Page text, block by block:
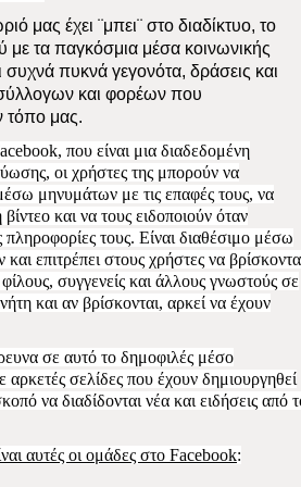
μας έχει ¨μπει¨ στο διαδίκτυο, το
με τα παγκόσμια μέσα κοινωνικής
πυκνά γεγονότα, δράσεις και
και φορέων που
τόπο μας.
που είναι μια διαδεδομένη
οι χρήστες της μπορούν να
μηνυμάτων με τις επαφές τους, να
και να τους ειδοποιούν όταν
τους. Είναι διαθέσιμο μέσω
επιτρέπει στους χρήστες να
συγγενείς και άλλους γνωστούς σε
και αν βρίσκονται, αρκεί να έχουν
σε αυτό το δημοφιλές μέσο
αρκετές σελίδες που έχουν δημιουργηθεί
να διαδίδονται νέα και ειδήσεις από
αυτές οι ομάδες στο Facebook: